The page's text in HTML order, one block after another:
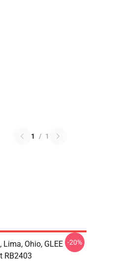
1 / 1
Lima, Ohio, GLEE
RB2403
-20%